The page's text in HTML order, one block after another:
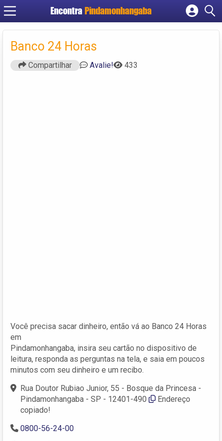
Encontra Pindamonhangaba
Cadastrar empresa
Banco 24 Horas
Compartilhar Avalie! 433
Você precisa sacar dinheiro, então vá ao Banco 24 Horas
em
Pindamonhangaba, insira seu cartão no dispositivo de
leitura, responda as perguntas na tela, e saia em poucos
minutos com seu dinheiro e um recibo.
Rua Doutor Rubiao Junior, 55 - Bosque da Princesa -
Pindamonhangaba - SP - 12401-490
Endereço
copiado!
0800-56-24-00